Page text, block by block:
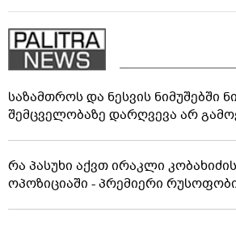
საზამთროს და ნესვის ნიმუშებში
შემცველობაზე დარღვევა არ
რა პასუხი აქვთ ირაკლი
ოპოზიციაში - პრემიერი